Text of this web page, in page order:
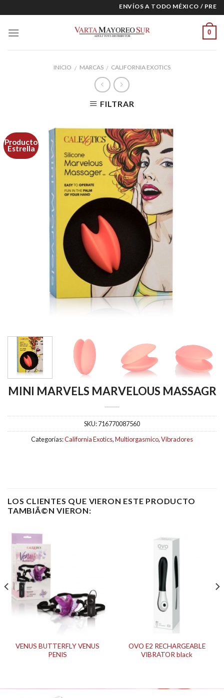
to
content
ENVÍOS A TODO MÉXICO /
0
INICIO / MARCAS / CALIFORNIA EXOTICS
FILTRAR
Producto
Estrella
MINI MARVELS MARVELOUS MASSAGR
SKU:716770087560
Categorías:California Exotics,Multiorgasmico,Vibradores
LOS CLIENTES QUE VIERON ESTE PRODUCTO
TAMBIÃ©N VIERON:
VENUS BUTTERFLY VENUS
PENIS
OVO E2 RECHARGEABLE
VIBRATOR black